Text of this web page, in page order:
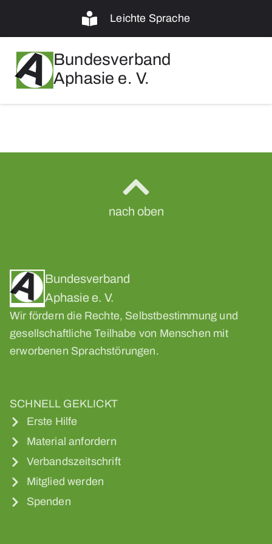
Leichte Sprache
Bundesverband
Aphasie e. V.
nach oben
Bundesverband
Aphasie e. V.
Wir fördern die Rechte, Selbstbestimmung und
gesellschaftliche Teilhabe von Menschen mit
erworbenen Sprachstörungen.
SCHNELL GEKLICKT
Erste Hilfe
Material anfordern
Verbandszeitschrift
Mitglied werden
Spenden